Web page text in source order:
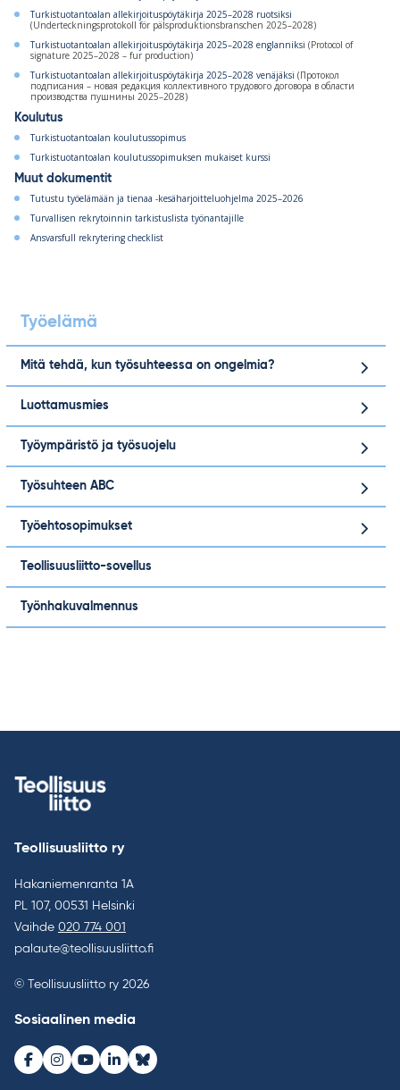
Työelämä
Mitä tehdä, kun työsuhteessa on ongelmia?
Luottamusmies
Työympäristö ja työsuojelu
Työsuhteen ABC
Työehtosopimukset
Teollisuusliitto-sovellus
Työnhakuvalmennus
Turkistuotantoalan allekirjoituspöytäkirja 2025–2028 ruotsiksi
(Underteckningsprotokoll för pälsproduktionsbranschen 2025–2028)
Turkistuotantoalan allekirjoituspöytäkirja 2025–2028 englanniksi (Protocol of
signature 2025–2028 – fur production)
Turkistuotantoalan allekirjoituspöytäkirja 2025–2028 venäjäksi (Протокол
подписания – новая редакция коллективного трудового договора в области
производства пушнины 2025–2028)
Koulutus
Turkistuotantoalan koulutussopimus
Turkistuotantoalan koulutussopimuksen mukaiset kurssi
Muut dokumentit
Tutustu työelämään ja tienaa -kesäharjoitteluohjelma 2025–2026
Turvallisen rekrytoinnin tarkistuslista työnantajille
Ansvarsfull rekrytering checklist
Teollisuusliitto ry
Hakaniemenranta 1A
PL 107, 00531 Helsinki
Vaihde 020 774 001
palaute@teollisuusliitto.fi
© Teollisuusliitto ry 2026
Sosiaalinen media
Facebook
Instagram
Youtube
LinkedInBluesky